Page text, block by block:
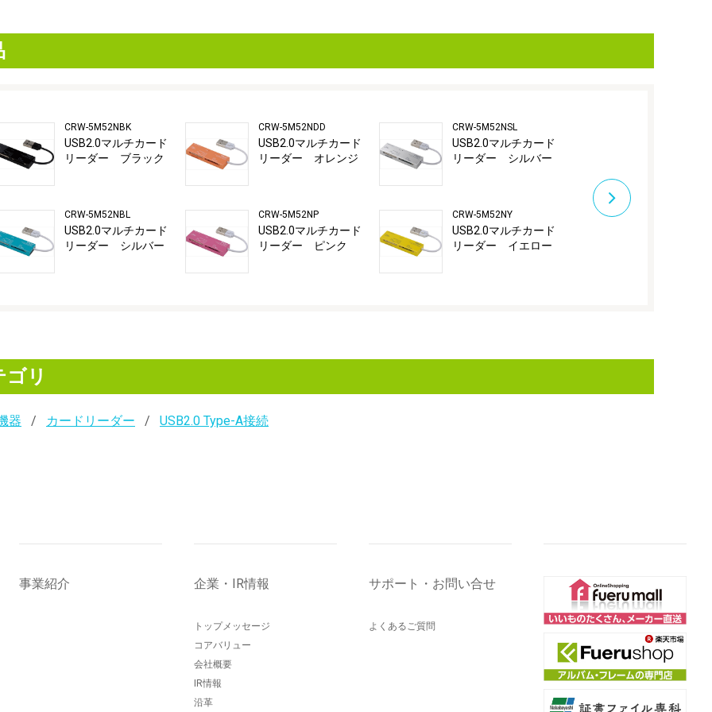
CRW-5M52NBK
USB2.0マルチカード
リーダー ブラック
CRW-5M52NBL
USB2.0マルチカード
リーダー シルバー
CRW-5M52NDD
USB2.0マルチカード
リーダー オレンジ
CRW-5M52NP
USB2.0マルチカード
リーダー ピンク
CRW-5M52NSL
USB2.0マルチカード
リーダー シルバー
CRW-5M52NY
USB2.0マルチカード
リーダー イエロー
リ
器 カードリーダー USB2.0 Type-A接続
事業紹介 企業・IR情報
トップメッセージ
コアバリュー
会社概要
IR情報
沿革
サポート・お問い合せ
よくあるご質問